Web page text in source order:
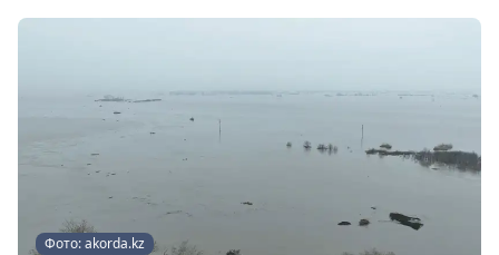
Фото: akorda.kz